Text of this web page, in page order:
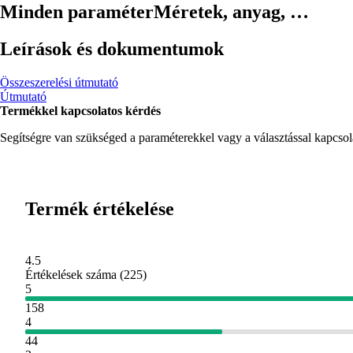
Minden paraméterMéretek, anyag, …
Leírások és dokumentumok
Összeszerelési útmutató
Útmutató
Termékkel kapcsolatos kérdés
Segítségre van szükséged a paraméterekkel vagy a választással
Termék értékelése
4.5
Értékelések száma (225)
5
158
4
44